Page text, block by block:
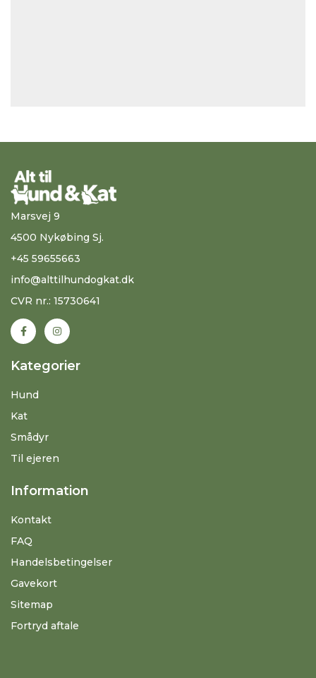
Marsvej 9
4500 Nykøbing Sj.
+45 59655663
info@alttilhundogkat.dk
CVR nr.: 15730641
Kategorier
Hund
Kat
Smådyr
Til ejeren
Information
Kontakt
FAQ
Handelsbetingelser
Gavekort
Sitemap
Fortryd aftale